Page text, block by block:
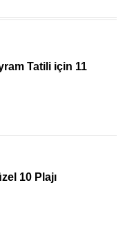
Tatili için 11
10 Plajı